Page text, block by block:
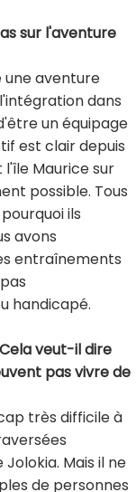
sur l'aventure
une aventure
dans
un équipage
est clair depuis
Maurice sur
possible. Tous
ils
avons
entraînements
handicapé.
veut-il dire
pas vivre de
très difficile à
Mais il ne
de personnes